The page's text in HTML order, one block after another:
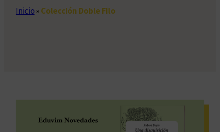
Inicio»Colección Doble Filo